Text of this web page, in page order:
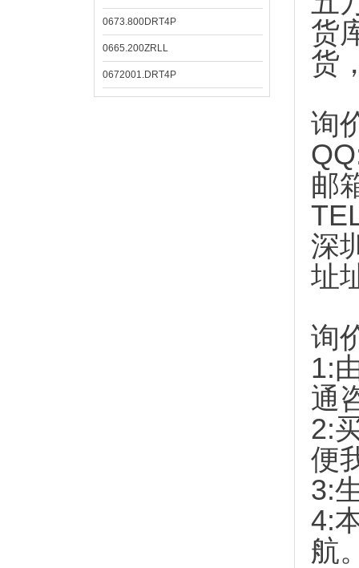
0673.800DRT4P
0665.200ZRLL
0672001.DRT4P
货
货
询
邮
深
址
询
1:
通
2:
便
3:
4:
航